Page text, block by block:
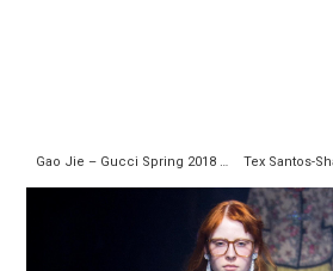
Gao Jie – Gucci Spring 2018 Ready-to-Wear